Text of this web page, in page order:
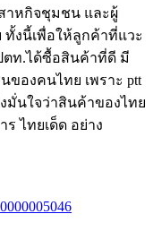
าหกิจชุมชน และผู้
ทั้งนี้เพื่อให้ลูกค้าที่แวะ
ตท.ได้ซื้อสินค้าที่ดี มี
องคนไทย เพราะ ptt
งมั่นใจว่าสินค้าของไทย
ไทยเด็ด อย่าง